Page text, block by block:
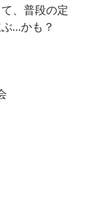
、普段の定
…かも？